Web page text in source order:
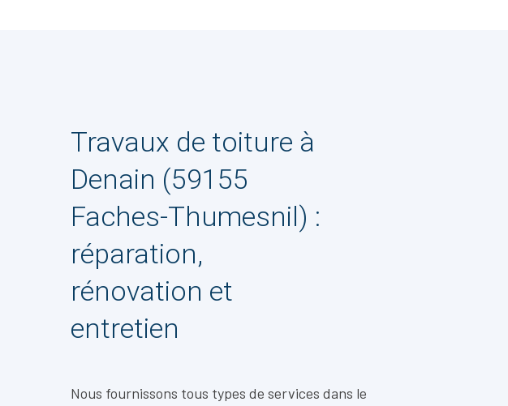
Travaux de toiture à
Denain (59155
Faches-Thumesnil) :
réparation,
rénovation et
entretien
Nous fournissons tous types de services dans le